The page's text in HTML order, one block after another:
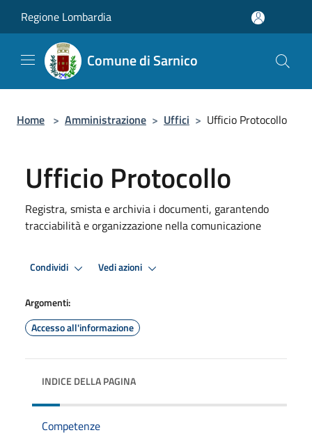
Regione Lombardia
Comune di Sarnico
Home > Amministrazione > Uffici > Ufficio Protocollo
Ufficio Protocollo
Registra, smista e archivia i documenti, garantendo
tracciabilità e organizzazione nella comunicazione
Condividi Vedi azioni
Argomenti:
Accesso all'informazione
INDICE DELLA PAGINA
Competenze